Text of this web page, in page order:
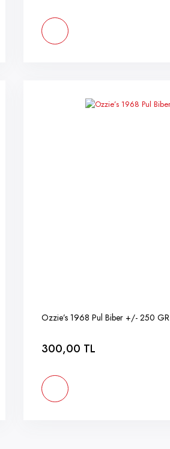
Ozzie’s 1968 Pul Biber +/- 250 GR
300,00 TL